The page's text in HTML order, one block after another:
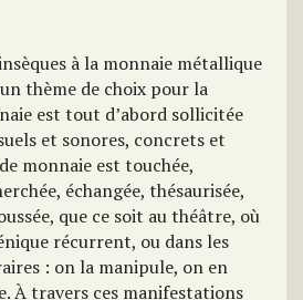
à la monnaie métallique
thème de choix pour la
est tout d’abord sollicitée
et sonores, concrets et
monnaie est touchée,
échangée, thésaurisée,
que ce soit au théâtre, où
récurrent, ou dans les
: on la manipule, on en
À travers ces manifestations